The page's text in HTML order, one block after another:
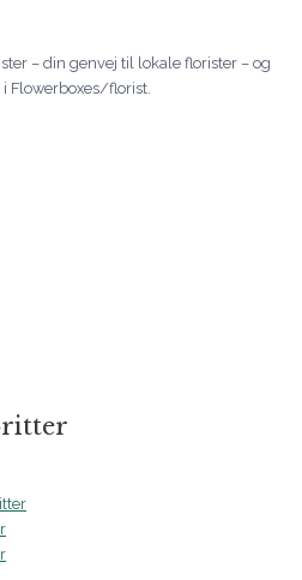
– din genvej til lokale florister – og
Flowerboxes/florist.